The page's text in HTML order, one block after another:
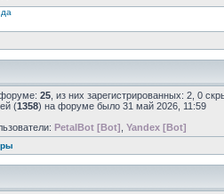
25 , из них зарегистрированных: 2, 0
(1358) на форуме было 31 май 2026, 11:59
PetalBot [Bot] Yandex [Bot]